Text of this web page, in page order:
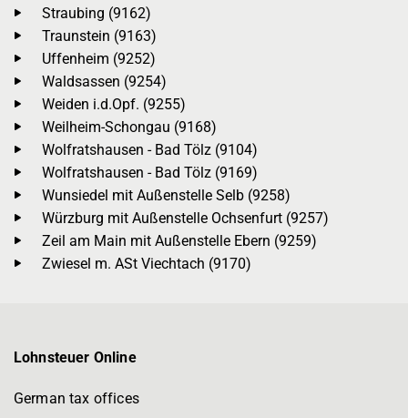
Straubing (9162)
Traunstein (9163)
Uffenheim (9252)
Waldsassen (9254)
Weiden i.d.Opf. (9255)
Weilheim-Schongau (9168)
Wolfratshausen - Bad Tölz (9104)
Wolfratshausen - Bad Tölz (9169)
Wunsiedel mit Außenstelle Selb (9258)
Würzburg mit Außenstelle Ochsenfurt (9257)
Zeil am Main mit Außenstelle Ebern (9259)
Zwiesel m. ASt Viechtach (9170)
Lohnsteuer Online
German tax offices